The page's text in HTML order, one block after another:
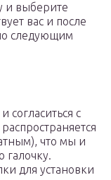
и выберите
вас и после
следующим
согласиться с
что мы и
галочку.
для установки